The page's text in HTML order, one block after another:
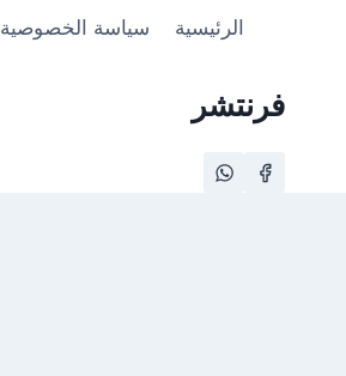
الرئيسية سياسة الخصوصية
فرنتشر